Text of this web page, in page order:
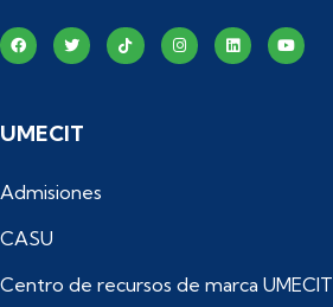
UMECIT
Admisiones
CASU
Centro de recursos de marca UMECIT